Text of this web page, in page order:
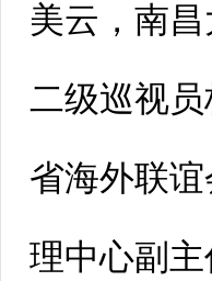
美云，南
二级巡视
省海外联
理中心副